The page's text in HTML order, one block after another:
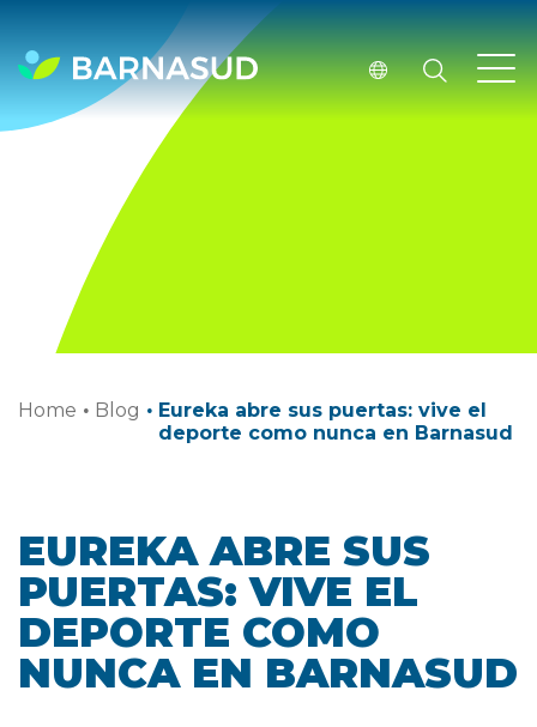
Home · Blog · Eureka abre sus puertas: vive el
deporte como nunca en Barnasud
EUREKA ABRE SUS
PUERTAS: VIVE EL
DEPORTE COMO
NUNCA EN BARNASUD